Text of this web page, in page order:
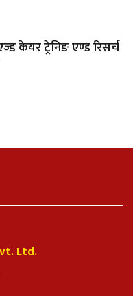
केयर ट्रेनिङ एण्ड रिसर्च
Ltd.